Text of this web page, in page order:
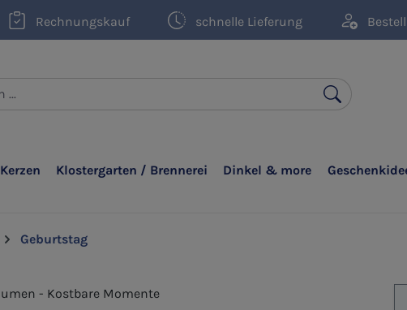
Rechnungskauf schnelle Lieferung
Kerzen Klostergarten / Brennerei Dinkel & more
Geburtstag